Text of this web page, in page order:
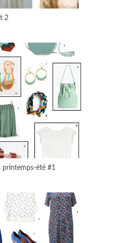
2
printemps-été #1